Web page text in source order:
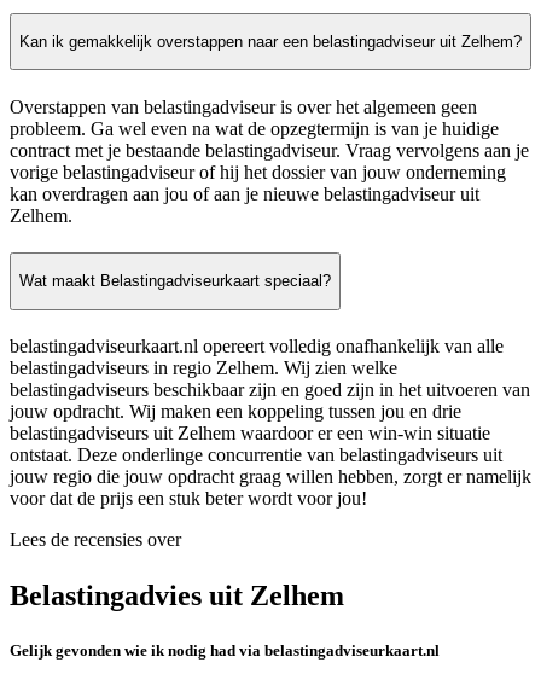
Kan ik gemakkelijk overstappen naar een belastingadviseur uit Zelhem?
Overstappen van belastingadviseur is over het algemeen geen
probleem. Ga wel even na wat de opzegtermijn is van je huidige
contract met je bestaande belastingadviseur. Vraag vervolgens aan je
vorige belastingadviseur of hij het dossier van jouw onderneming
kan overdragen aan jou of aan je nieuwe belastingadviseur uit
Zelhem.
Wat maakt Belastingadviseurkaart speciaal?
belastingadviseurkaart.nl opereert volledig onafhankelijk van alle
belastingadviseurs in regio Zelhem. Wij zien welke
belastingadviseurs beschikbaar zijn en goed zijn in het uitvoeren van
jouw opdracht. Wij maken een koppeling tussen jou en drie
belastingadviseurs uit Zelhem waardoor er een win-win situatie
ontstaat. Deze onderlinge concurrentie van belastingadviseurs uit
jouw regio die jouw opdracht graag willen hebben, zorgt er namelijk
voor dat de prijs een stuk beter wordt voor jou!
Lees de recensies over
Belastingadvies uit Zelhem
Gelijk gevonden wie ik nodig had via belastingadviseurkaart.nl